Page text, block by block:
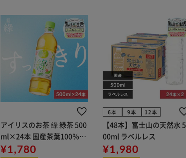
アイリスのお茶 綠 緑茶 500
ml×24本 国産茶葉100％使
用
¥1,780
6本 9本 12本
【48本】富士山の天然水 5
00ml ラベルレス
¥1,980